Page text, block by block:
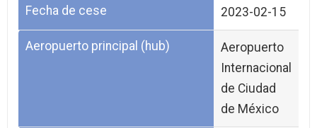
Fecha de cese 2023-02-15
Aeropuerto principal (hub)
Aeropuerto
Internacional
de Ciudad
de México